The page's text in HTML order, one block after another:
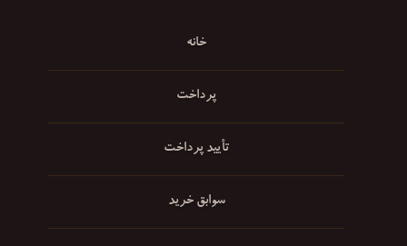
خانه
پرداخت
تأیید پرداخت
سوابق خرید